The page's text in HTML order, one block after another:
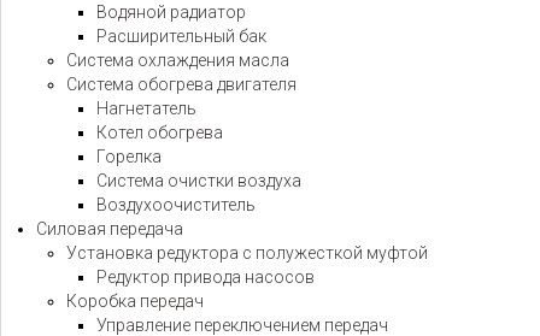
Водяной радиатор
Расширительный бак
Система охлаждения масла
Система обогрева двигателя
Нагнетатель
Котел обогрева
Горелка
Система очистки воздуха
Воздухоочиститель
Силовая передача
Установка редуктора с полужесткой муфтой
Редуктор привода насосов
Коробка передач
Управление переключением передач